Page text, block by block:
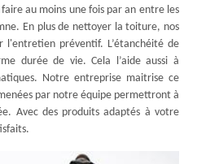
au moins une fois par an entre les
En plus de nettoyer la toiture, nos
préventif. L’étanchéité de
durée de vie. Cela l’aide aussi à
Notre entreprise maitrise ce
par notre équipe permettront à
Avec des produits adaptés à votre